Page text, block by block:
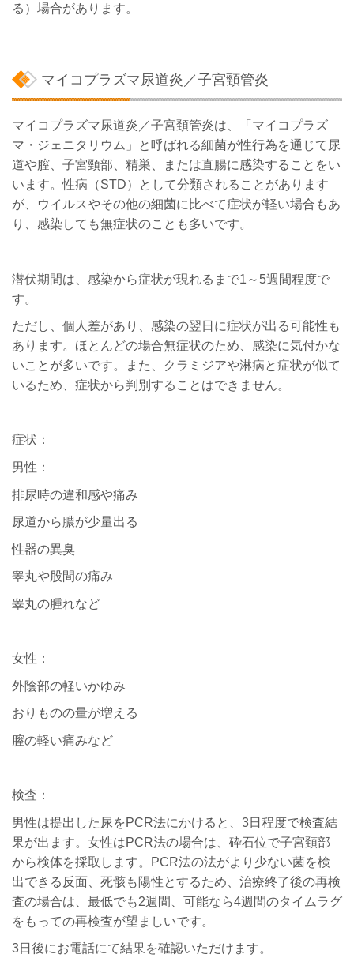
る）場合があります。
マイコプラズマ尿道炎／子宮頸管炎
マイコプラズマ尿道炎／子宮頚管炎は、「マイコプラズ
マ・ジェニタリウム」と呼ばれる細菌が性行為を通じて尿
道や膣、子宮頸部、精巣、または直腸に感染することをい
います。性病（STD）として分類されることがあります
が、ウイルスやその他の細菌に比べて症状が軽い場合もあ
り、感染しても無症状のことも多いです。
潜伏期間は、感染から症状が現れるまで1～5週間程度で
す。
ただし、個人差があり、感染の翌日に症状が出る可能性も
あります。ほとんどの場合無症状のため、感染に気付かな
いことが多いです。また、クラミジアや淋病と症状が似て
いるため、症状から判別することはできません。
症状：
男性：
排尿時の違和感や痛み
尿道から膿が少量出る
性器の異臭
睾丸や股間の痛み
睾丸の腫れなど
女性：
外陰部の軽いかゆみ
おりものの量が増える
膣の軽い痛みなど
検査：
男性は提出した尿をPCR法にかけると、3日程度で検査結
果が出ます。女性はPCR法の場合は、砕石位で子宮頚部
から検体を採取します。PCR法の法がより少ない菌を検
出できる反面、死骸も陽性とするため、治療終了後の再検
査の場合は、最低でも2週間、可能なら4週間のタイムラグ
をもっての再検査が望ましいです。
3日後にお電話にて結果を確認いただけます。